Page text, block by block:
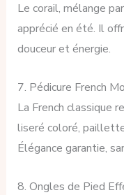
Le corail, mélange
apprécié en été. Il
douceur et énergie.
7. Pédicure French
La French classique
liseré coloré,
Élégance garantie,
8. Ongles de Pied